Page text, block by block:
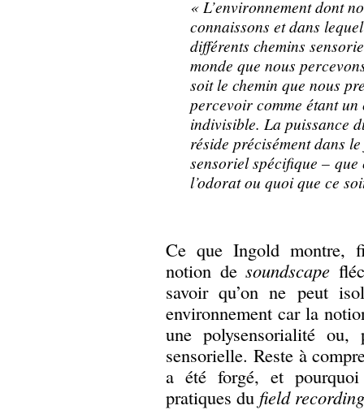
« L’environnement dont
connaissons et dans
différents chemins
monde que nous
soit le chemin que nous
percevoir comme étant un
indivisible. La puissance
réside précisément dans
sensoriel spécifique –
l’odorat ou quoi que ce
Ce que Ingold montre,
notion de soundscape
savoir qu’on ne peut
environnement car la
une polysensorialité ou,
sensorielle. Reste à
a été forgé, et
pratiques du field recording